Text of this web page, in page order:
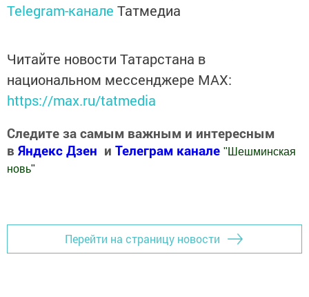
Telegram-канале Татмедиа
Читайте новости Татарстана в
национальном мессенджере MАХ:
https://max.ru/tatmedia
Следите за самым важным и интересным
в Яндекс Дзен и Телеграм канале " Шешминская
новь"
Перейти на страницу новости